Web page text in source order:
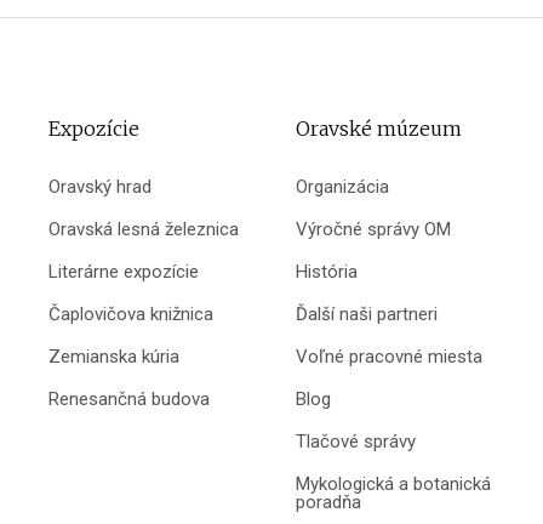
Expozície
Oravský hrad
Oravská lesná železnica
Literárne expozície
Čaplovičova knižnica
Zemianska kúria
Renesančná budova
Oravské múzeum
Organizácia
Výročné správy OM
História
Ďalší naši partneri
Voľné pracovné miesta
Blog
Tlačové správy
Mykologická a botanická
poradňa